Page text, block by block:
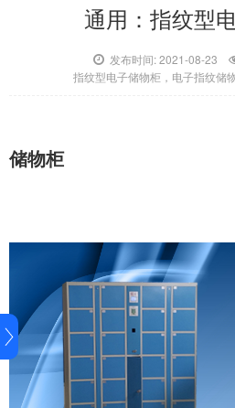
通用：指纹型
发布时间: 2021-08-23
指纹型电子储物柜，电子指纹储
指纹
储物柜